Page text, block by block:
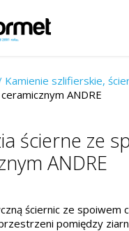
Kamienie szlifierskie,
ANDRE
ścierne ze
ANDRE
ściernic ze spoiwem
pomiędzy